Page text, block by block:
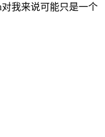
对我来说可能只是一个